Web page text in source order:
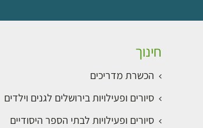
חינוך
הכשרת מדריכים
סיורים ופעילויות בירושלים לגנים וילדים
סיורים ופעילויות לבתי הספר היסודיים